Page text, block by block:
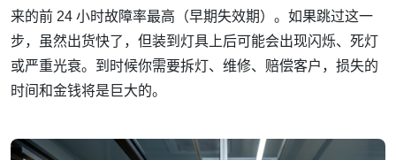
来的前 24 小时故障率最高（早期失效期）。如果跳过这一
步，虽然出货快了，但装到灯具上后可能会出现闪烁、死灯
或严重光衰。到时候你需要拆灯、维修、赔偿客户，损失的
时间和金钱将是巨大的。